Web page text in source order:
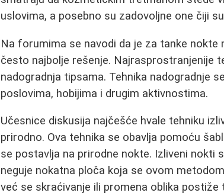
uslovima, a posebno su zadovoljne one čiji
Na forumima se navodi da je za tanke
često najbolje rešenje. Najrasprostranjenije
nadogradnja tipsama. Tehnika nadogradnje
poslovima, hobijima i drugim aktivnostima.
Učesnice diskusija najčešće hvale tehniku
prirodno. Ova tehnika se obavlja pomoću
se postavlja na prirodne nokte. Izliveni nokti
neguje nokatna ploča koja se ovom
već se skraćivanje ili promena oblika